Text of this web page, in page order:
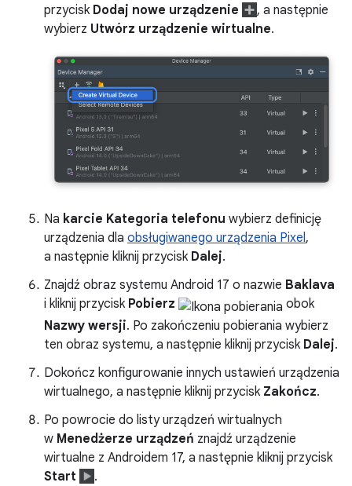
przycisk Dodaj nowe urządzenie
, a następnie
wybierz Utwórz urządzenie wirtualne.
Na karcie Kategoria telefonu wybierz definicję
urządzenia dla obsługiwanego urządzenia Pixel,
a następnie kliknij przycisk Dalej.
Znajdź obraz systemu Android 17 o nazwie Baklava
i kliknij przycisk Pobierz
obok
Nazwy wersji. Po zakończeniu pobierania wybierz
ten obraz systemu, a następnie kliknij przycisk Dalej.
Dokończ konfigurowanie innych ustawień urządzenia
wirtualnego, a następnie kliknij przycisk Zakończ.
Po powrocie do listy urządzeń wirtualnych
w Menedżerze urządzeń znajdź urządzenie
wirtualne z Androidem 17, a następnie kliknij przycisk
Start
.